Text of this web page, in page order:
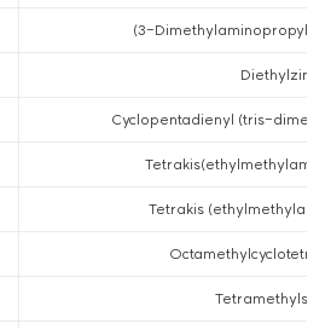
(3-Dimethylaminopropyl)
Diethylzinc
Cyclopentadienyl (tris-
Tetrakis